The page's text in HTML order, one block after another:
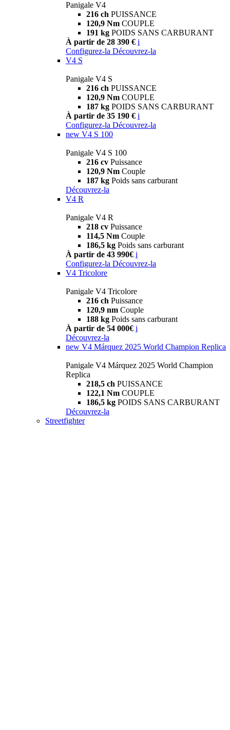
Panigale V4
216 ch PUISSANCE
120,9 Nm COUPLE
191 kg POIDS SANS CARBURANT
À partir de 28 390 € i
Configurez-la Découvrez-la
V4 S
Panigale V4 S
216 ch PUISSANCE
120,9 Nm COUPLE
187 kg POIDS SANS CARBURANT
À partir de 35 190 € i
Configurez-la Découvrez-la
new V4 S 100
Panigale V4 S 100
216 cv Puissance
120,9 Nm Couple
187 kg Poids sans carburant
Découvrez-la
V4 R
Panigale V4 R
218 cv Puissance
114,5 Nm Couple
186,5 kg Poids sans carburant
À partir de 43 990€ i
Configurez-la Découvrez-la
V4 Tricolore
Panigale V4 Tricolore
216 ch Puissance
120,9 nm Couple
188 kg Poids sans carburant
À partir de 54 000€ i
Découvrez-la
new V4 Márquez 2025 World Champion Replica
Panigale V4 Márquez 2025 World Champion
Replica
218,5 ch PUISSANCE
122,1 Nm COUPLE
186,5 kg POIDS SANS CARBURANT
Découvrez-la
Streetfighter